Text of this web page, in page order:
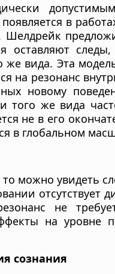
в
оставляют
же вида. Эта
на резонанс
новому
того же вида
не в его
в глобальном
можно увидеть
не
на уровне
сознания